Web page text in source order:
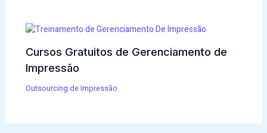
Cursos Gratuitos de Gerenciamento de
Impressão
Outsourcing de Impressão